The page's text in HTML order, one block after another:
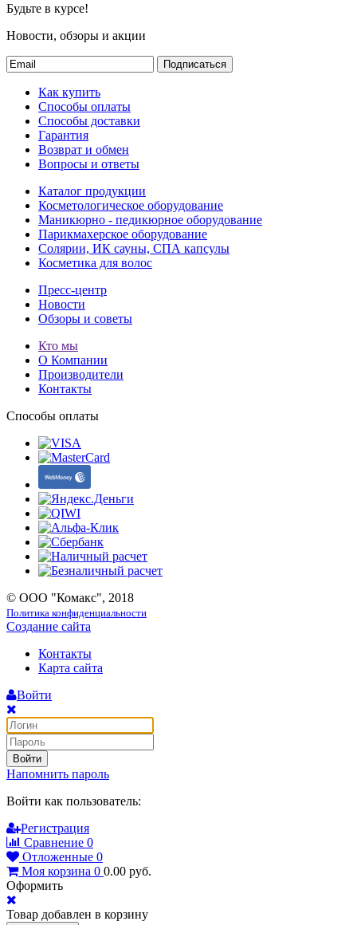
Будьте в курсе!
Новости, обзоры и акции
Подписаться
Как купить
Способы оплаты
Способы доставки
Гарантия
Возврат и обмен
Вопросы и ответы
Каталог продукции
Косметологическое оборудование
Маникюрно - педикюрное оборудование
Парикмахерское оборудование
Солярии, ИК сауны, СПА капсулы
Косметика для волос
Пресс-центр
Новости
Обзоры и советы
Кто мы
О Компании
Производители
Контакты
Способы оплаты
© ООО "Комакс", 2018
Политика конфиденциальности
Создание сайта
Контакты
Карта сайта
Войти
Войти
Напомнить пароль
Войти как пользователь:
Регистрация
Сравнение 0
Отложенные 0
Моя корзина 0 0.00 руб.
Оформить
Товар добавлен в корзину